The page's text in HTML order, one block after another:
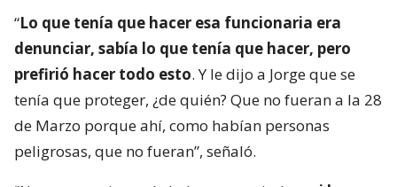
“Lo que tenía que hacer esa funcionaria era
denunciar, sabía lo que tenía que hacer, pero
prefirió hacer todo esto. Y le dijo a Jorge que se
tenía que proteger, ¿de quién? Que no fueran a la 28
de Marzo porque ahí, como habían personas
peligrosas, que no fueran”, señaló.